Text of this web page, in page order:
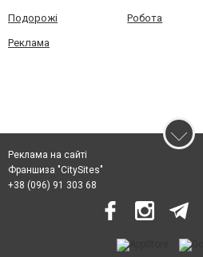
Подорожі Робота
Реклама
Реклама на сайті
Франшиза "CitySites"
+38 (096) 91 303 68